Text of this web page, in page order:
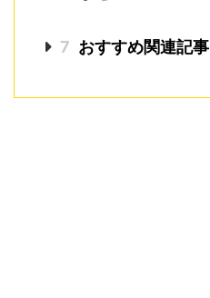
7 おすすめ関連記事